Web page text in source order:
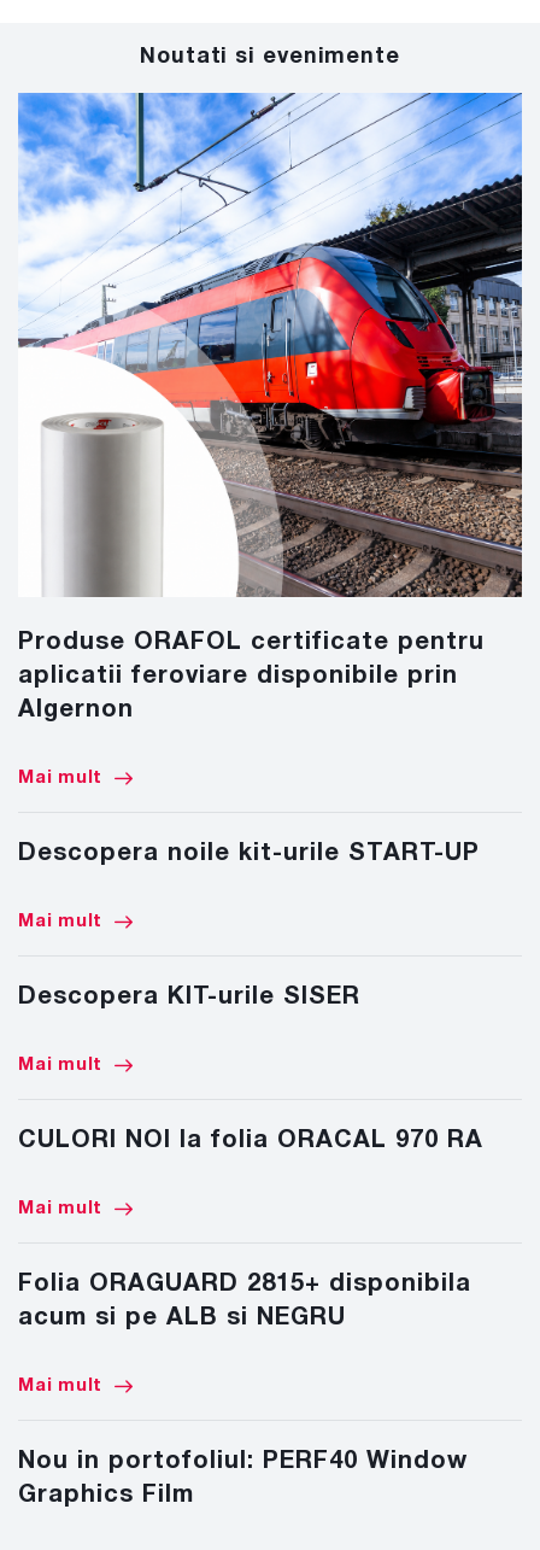
Noutati si evenimente
Produse ORAFOL certificate pentru
aplicatii feroviare disponibile prin
Algernon
Mai mult
Descopera noile kit-urile START-UP
Mai mult
Descopera KIT-urile SISER
Mai mult
CULORI NOI la folia ORACAL 970 RA
Mai mult
Folia ORAGUARD 2815+ disponibila
acum si pe ALB si NEGRU
Mai mult
Nou in portofoliul: PERF40 Window
Graphics Film